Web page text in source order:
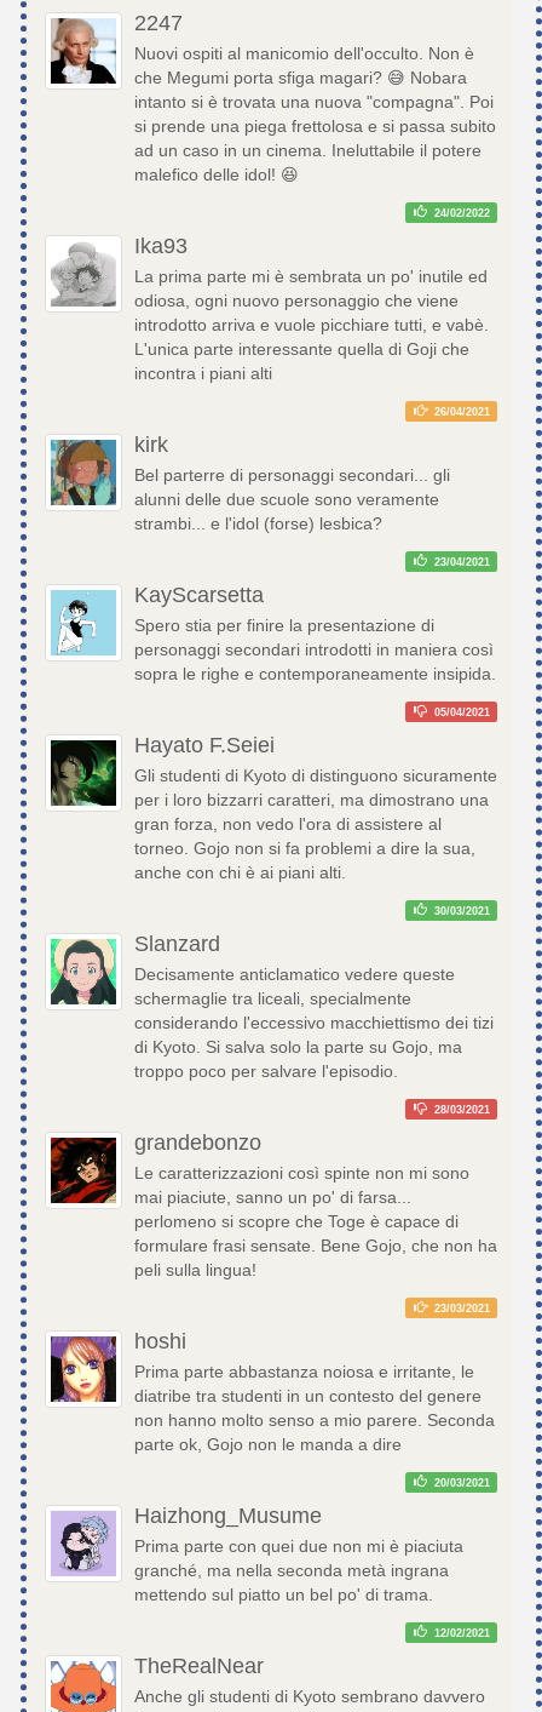
2247
Nuovi ospiti al manicomio dell'occulto. Non è
che Megumi porta sfiga magari? 😅 Nobara
intanto si è trovata una nuova "compagna". Poi
si prende una piega frettolosa e si passa subito
ad un caso in un cinema. Ineluttabile il potere
malefico delle idol! 😆
24/02/2022
Ika93
La prima parte mi è sembrata un po' inutile ed
odiosa, ogni nuovo personaggio che viene
introdotto arriva e vuole picchiare tutti, e vabè.
L'unica parte interessante quella di Goji che
incontra i piani alti
26/04/2021
kirk
Bel parterre di personaggi secondari... gli
alunni delle due scuole sono veramente
strambi... e l'idol (forse) lesbica?
23/04/2021
KayScarsetta
Spero stia per finire la presentazione di
personaggi secondari introdotti in maniera così
sopra le righe e contemporaneamente insipida.
05/04/2021
Hayato F.Seiei
Gli studenti di Kyoto di distinguono sicuramente
per i loro bizzarri caratteri, ma dimostrano una
gran forza, non vedo l'ora di assistere al
torneo. Gojo non si fa problemi a dire la sua,
anche con chi è ai piani alti.
30/03/2021
Slanzard
Decisamente anticlamatico vedere queste
schermaglie tra liceali, specialmente
considerando l'eccessivo macchiettismo dei tizi
di Kyoto. Si salva solo la parte su Gojo, ma
troppo poco per salvare l'episodio.
28/03/2021
grandebonzo
Le caratterizzazioni così spinte non mi sono
mai piaciute, sanno un po' di farsa...
perlomeno si scopre che Toge è capace di
formulare frasi sensate. Bene Gojo, che non ha
peli sulla lingua!
23/03/2021
hoshi
Prima parte abbastanza noiosa e irritante, le
diatribe tra studenti in un contesto del genere
non hanno molto senso a mio parere. Seconda
parte ok, Gojo non le manda a dire
20/03/2021
Haizhong_Musume
Prima parte con quei due non mi è piaciuta
granché, ma nella seconda metà ingrana
mettendo sul piatto un bel po' di trama.
12/02/2021
TheRealNear
Anche gli studenti di Kyoto sembrano davvero